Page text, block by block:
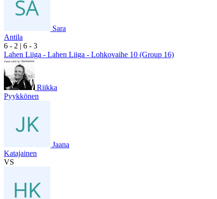
Sara
Antila
6 - 2 | 6 - 3
Lahen Liiga - Lahen Liiga - Lohkovaihe 10 (Group 16)
Riikka
Pyykkönen
Jaana
Katajainen
VS